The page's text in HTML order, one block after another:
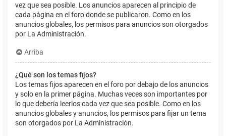
vez que sea posible. Los anuncios aparecen al principio de
cada página en el foro donde se publicaron. Como en los
anuncios globales, los permisos para anuncios son otorgados
por La Administración.
Arriba
¿Qué son los temas fijos?
Los temas fijos aparecen en el foro por debajo de los anuncios
y solo en la primer página. Muchas veces son importantes por
lo que debería leerlos cada vez que sea posible. Como en los
anuncios globales y anuncios, los permisos para fijar un tema
son otorgados por La Administración.